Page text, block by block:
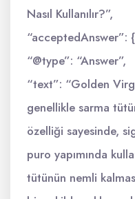
Nasıl Kullanılır?”,
“acceptedAnswer”: {
“@type”: “Answer”,
“text”: “Golden
genellikle sarma
özelliği sayesinde,
puro yapımında
tütünün nemli